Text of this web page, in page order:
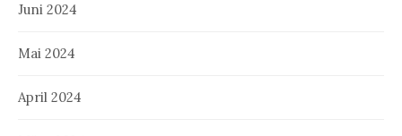
Juni 2024
Mai 2024
April 2024